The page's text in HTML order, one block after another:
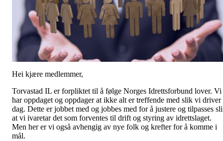
Hei kjære medlemmer,
Torvastad IL er forpliktet til å følge Norges Idrettsforbund lover. Vi
har oppdaget og oppdager at ikke alt er treffende med slik vi driver
dag. Dette er jobbet med og jobbes med for å justere og tilpasses
at vi ivaretar det som forventes til drift og styring av idrettslaget.
Men her er vi også avhengig av nye folk og krefter for å komme i
mål.